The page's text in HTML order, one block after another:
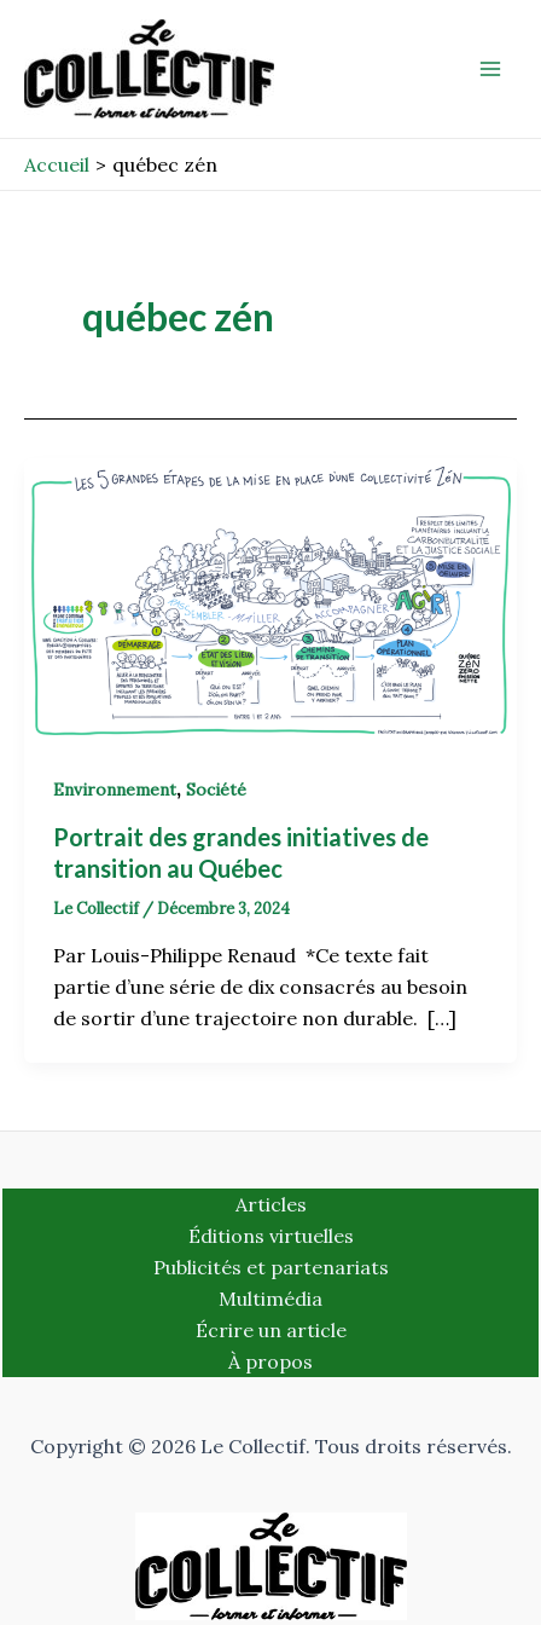
contenu
Accueil québec zén
québec zén
Environnement, Société
Portrait des grandes initiatives de
transition au Québec
Le Collectif /Décembre 3, 2024
Par Louis-Philippe Renaud *Ce texte fait
partie d’une série de dix consacrés au besoin
de sortir d’une trajectoire non durable. […]
Articles
Éditions virtuelles
Publicités et partenariats
Multimédia
Écrire un article
À propos
Copyright © 2026 Le Collectif. Tous droits réservés.